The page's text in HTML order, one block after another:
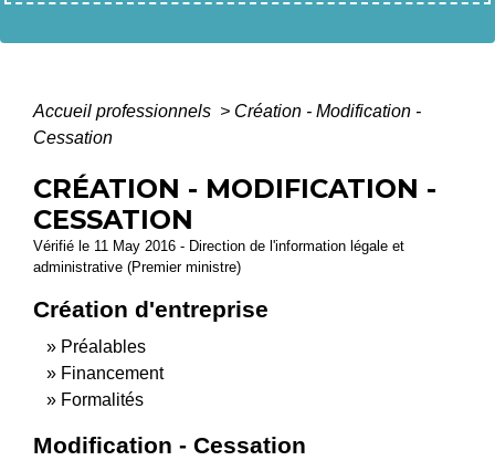
Accueil professionnels > Création - Modification -
Cessation
CRÉATION - MODIFICATION -
CESSATION
Vérifié le 11 May 2016 - Direction de l'information légale et
administrative (Premier ministre)
Création d'entreprise
Préalables
Financement
Formalités
Modification - Cessation